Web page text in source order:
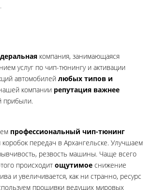
компания, занимающаяся
услуг по чип-тюнингу и активации
автомобилей любых типов и
компании репутация важнее
прибыли.
профессиональный чип-тюнинг
коробок передач в Архангельске. Улучшаем
резвость машины. Чаще всего
происходит ощутимое снижение
и увеличивается, как ни странно, ресурс
прошивки ведущих мировых